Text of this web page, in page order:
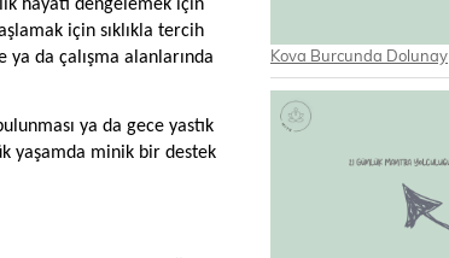
hayatı dengelemek için
için sıklıkla tercih
da çalışma alanlarında
ya da gece yastık
yaşamda minik bir destek
Kova Burcunda Dolunay